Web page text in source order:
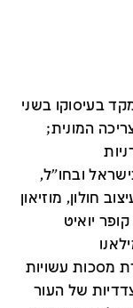
בעיסוקו בשני
המונית;
ובחו"ל,
חולון, מוזיאון
מוזיאון קופר יואיט
במילאנו
מסכות עשויות
של העור